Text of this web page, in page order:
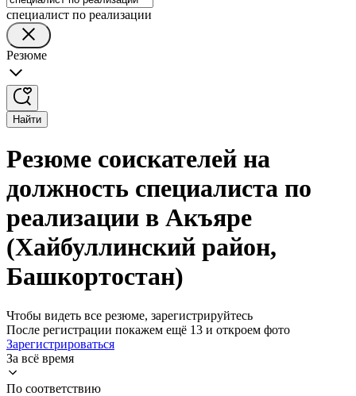
специалист по реализации
Резюме
Найти
Резюме соискателей на
должность специалиста по
реализации в Акъяре
(Хайбуллинский район,
Башкортостан)
Чтобы видеть все резюме, зарегистрируйтесь
После регистрации покажем ещё 13 и откроем фото
Зарегистрироваться
За всё время
По соответствию